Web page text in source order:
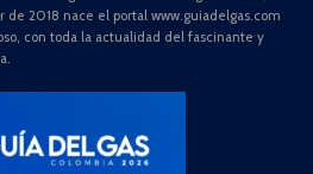
de 2018 nace el portal www.guiadelgas.com
con toda la actualidad del fascinante y